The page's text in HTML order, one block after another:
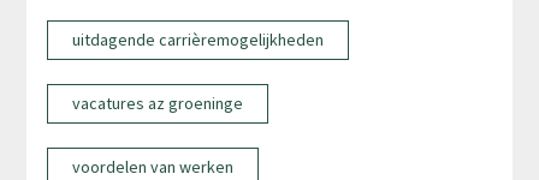
uitdagende carrièremogelijkheden
vacatures az groeninge
voordelen van werken